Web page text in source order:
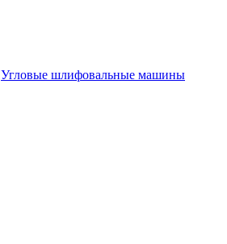
Угловые шлифовальные машины